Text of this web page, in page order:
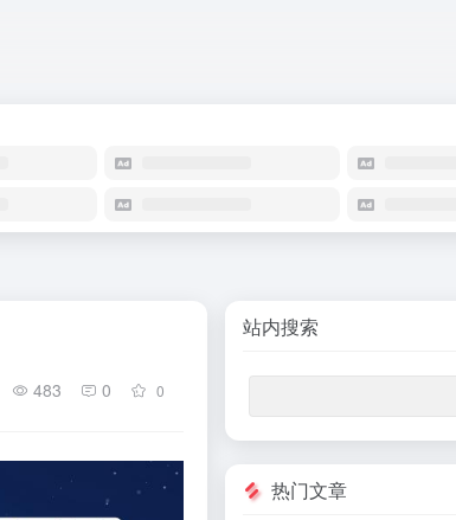
483 0 0
站内搜索
热门文章